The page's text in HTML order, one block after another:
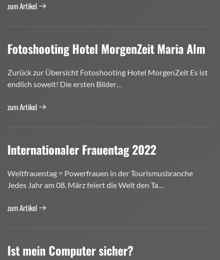
zum Artikel
Fotoshooting Hotel MorgenZeit Maria Alm
Zurück zur Übersicht Fotoshooting Hotel MorgenZeit Es ist
endlich soweit! Die ersten Bilder…
zum Artikel
Internationaler Frauentag 2022
Weltfrauentag = Powerfrauen in der Tourismusbranche
Jedes Jahr am 08. März feiert die Welt den Ta…
zum Artikel
Ist mein Computer sicher?